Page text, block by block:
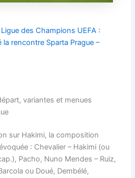
des Champions UEFA :
la rencontre Sparta Prague –
variantes et menues
sur Hakimi, la composition
: Chevalier – Hakimi (ou
Pacho, Nuno Mendes – Ruiz,
ou Doué, Dembélé,